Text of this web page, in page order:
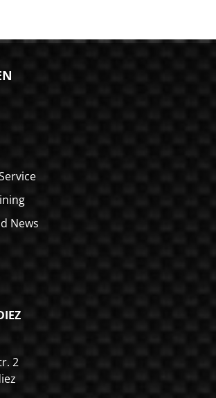
News
2